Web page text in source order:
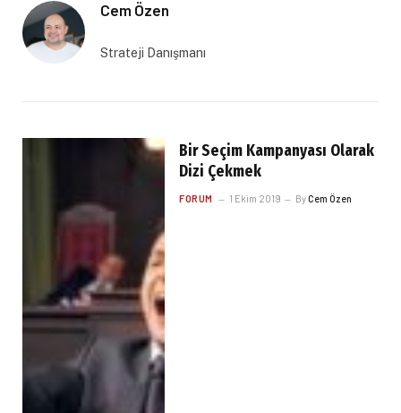
Cem Özen
Strateji Danışmanı
Bir Seçim Kampanyası Olarak
Dizi Çekmek
FORUM 1 Ekim 2019 ByCem Özen